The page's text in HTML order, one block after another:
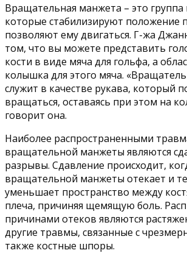
Вращательная манжета – это
которые стабилизируют положение
позволяют ему двигаться. Г-жа
том, что вы можете представить
кости в виде мяча для гольфа, а
колышка для этого мяча.
служит в качестве рукава, который
вращаться, оставаясь при этом на
говорит она.
Наиболее распространенными
вращательной манжеты являются
разрывы. Сдавление происходит,
вращательной манжеты отекает и
уменьшает пространство между
плеча, причиняя щемящую боль.
причинами отеков являются
другие травмы, связанные с
также костные шпоры.